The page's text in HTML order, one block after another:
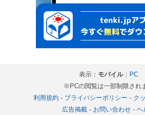
表示： モバイル｜ PC
※PCの閲覧は一部制限され
利用規約 - プライバシーポリシー - ク
広告掲載- お問い合わせ- ヘ